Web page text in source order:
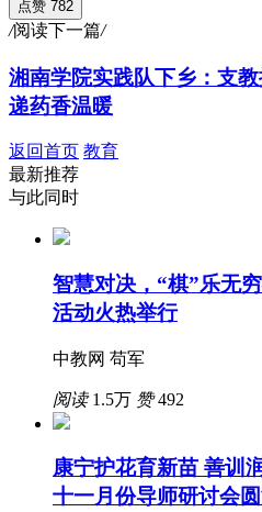
点赞 782
/阅读下一篇/
湘南学院实践队下乡：支
递药香温暖
返回首页 教育
最新推荐
与此同时
智慧对决，“棋”乐无
活动火热举行
中教网 苟军
阅读1.5万 赞492
康宁护花育新苗 善
十一月份导师研讨会